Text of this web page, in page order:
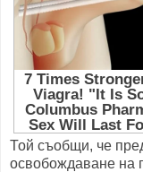
Той съобщи, че
освобождаване на